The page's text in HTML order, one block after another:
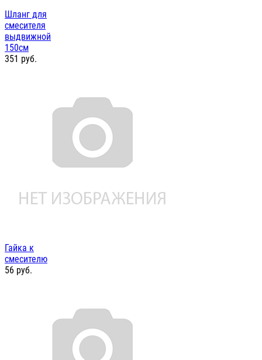
Шланг для
смесителя
выдвижной
150см
351 руб.
Гайка к
смесителю
56 руб.